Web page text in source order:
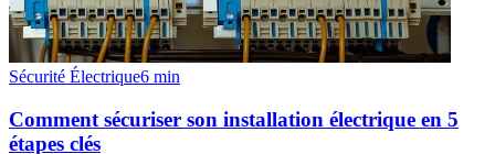
Sécurité Électrique6 min
Comment sécuriser son installation électrique en 5
étapes clés